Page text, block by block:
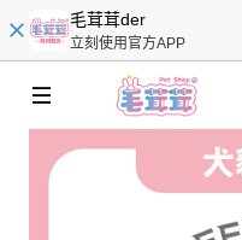
毛茸茸der
立刻使用官方APP